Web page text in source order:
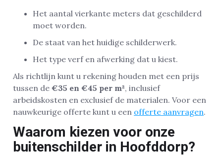
Het aantal vierkante meters dat geschilderd
moet worden.
De staat van het huidige schilderwerk.
Het type verf en afwerking dat u kiest.
Als richtlijn kunt u rekening houden met een prijs
tussen de €35 en €45 per m², inclusief
arbeidskosten en exclusief de materialen. Voor een
nauwkeurige offerte kunt u een offerte aanvragen.
Waarom kiezen voor onze
buitenschilder in Hoofddorp?